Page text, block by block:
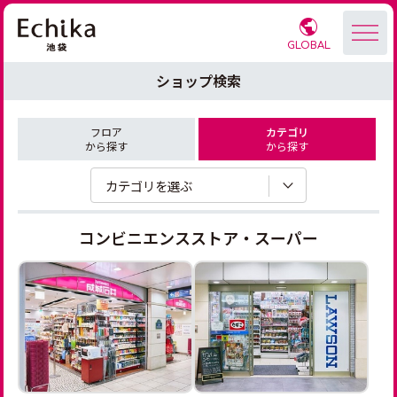
GLOBAL
ショップ検索
フロア
から探す
カテゴリ
から探す
カテゴリを選ぶ
コンビニエンスストア・スーパー